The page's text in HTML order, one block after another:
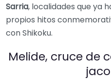
Sarria, localidades que ya
propios hitos
con Shikoku.
Melide, cruce de